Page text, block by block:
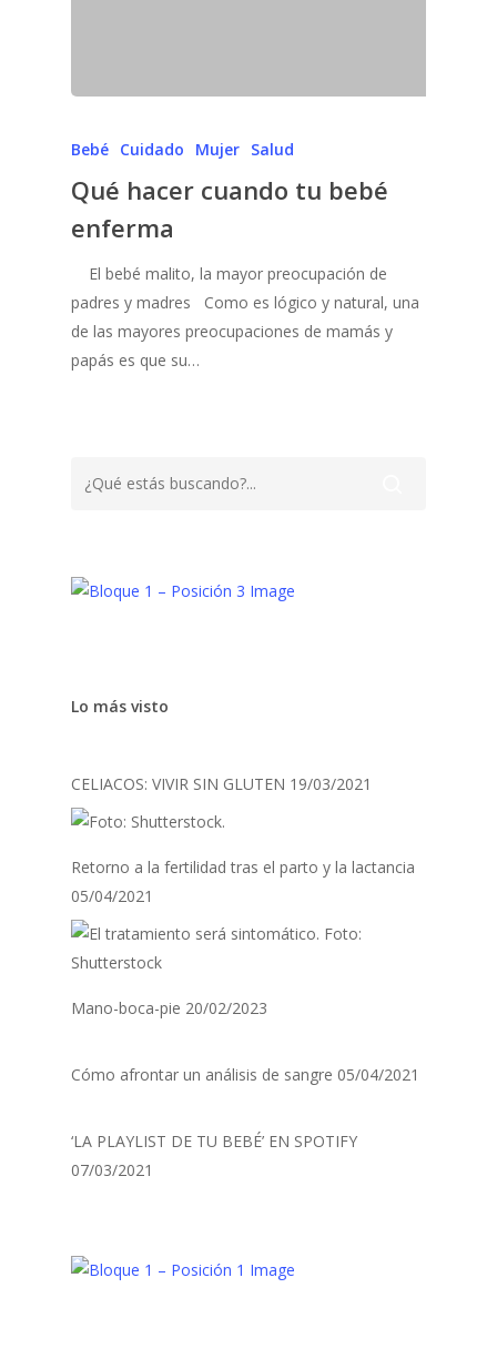
Bebé Cuidado Mujer Salud
Qué hacer cuando tu bebé
enferma
El bebé malito, la mayor preocupación de
padres y madres Como es lógico y natural, una
de las mayores preocupaciones de mamás y
papás es que su…
Lo más visto
CELIACOS: VIVIR SIN GLUTEN 19/03/2021
Retorno a la fertilidad tras el parto y la lactancia
05/04/2021
Mano-boca-pie 20/02/2023
Cómo afrontar un análisis de sangre 05/04/2021
‘LA PLAYLIST DE TU BEBÉ’ EN SPOTIFY
07/03/2021